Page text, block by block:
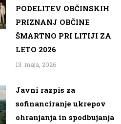
PODELITEV OBČINSKIH
PRIZNANJ OBČINE
ŠMARTNO PRI LITIJI ZA
LETO 2026
13. maja, 2026
Javni razpis za
sofinanciranje ukrepov
ohranjanja in spodbujanja